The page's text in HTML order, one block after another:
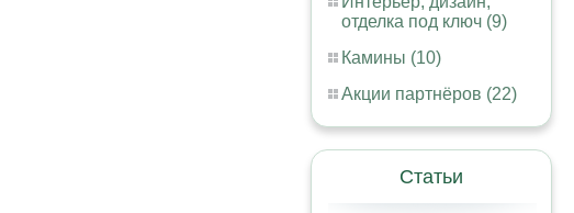
отделка под ключ (9)
Камины (10)
Акции партнёров (22)
Статьи